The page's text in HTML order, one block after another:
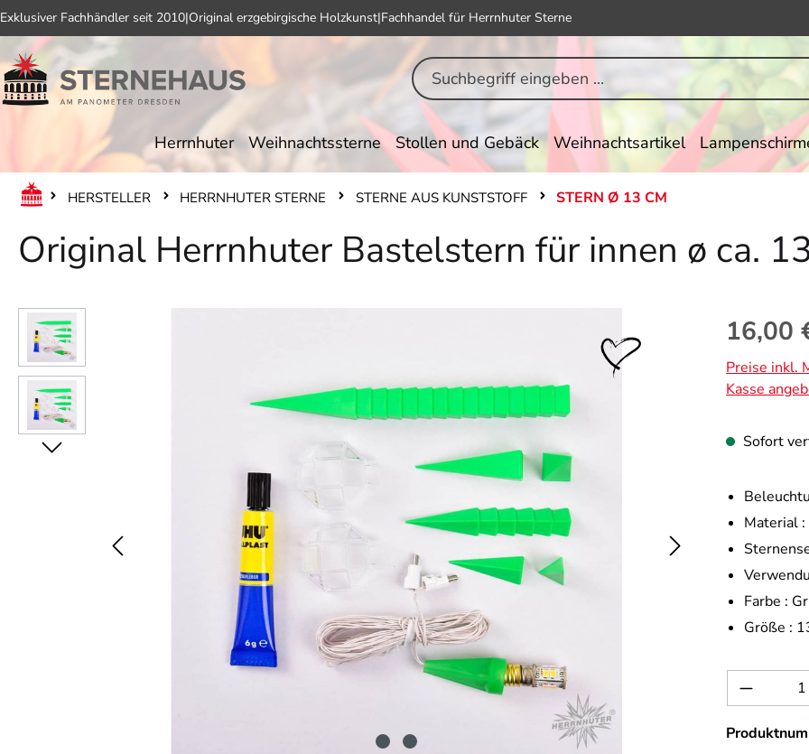
Hauptinhalt springen
Zur Suche springen
Zur Hauptnavigation springen
Exklusiver Fachhändler seit 2010|Original erzgebirgische Holzkunst|Fachhandel für Herrnhuter Sterne
Herrnhuter Weihnachtssterne Stollen und Gebäck Weihnachtsartikel
HERSTELLER HERRNHUTER STERNE STERNE AUS KUNSTSTOFF STERN Ø 13 CM
Original Herrnhuter Bastelstern für innen ø ca.
Bildergalerie überspringen Regulärer
16,00
Preise inkl.
Kasse
Sofort
Material :
Farbe :
Größe :